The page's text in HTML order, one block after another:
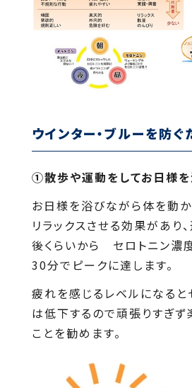
ウインター・ブルーを防ぐ
①散歩や運動をしてお日様
お日様を浴びながら体を動
リラックスさせる効果があり
後くらいから セロトニン濃
30分でピークに達します。
疲れを感じるレベルになると
は低下するので頑張りすぎず
ことを勧めます。